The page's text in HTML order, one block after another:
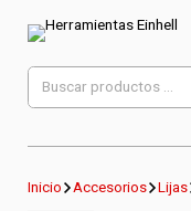
Herramientas Einhell
Distribuidor Oficial
Buscar
por:
Inicio Accesorios Lijas